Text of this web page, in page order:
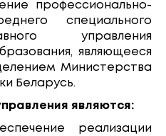
профессионально-
специального
управления
являющееся
Министерства
Беларусь.
являются:
реализации